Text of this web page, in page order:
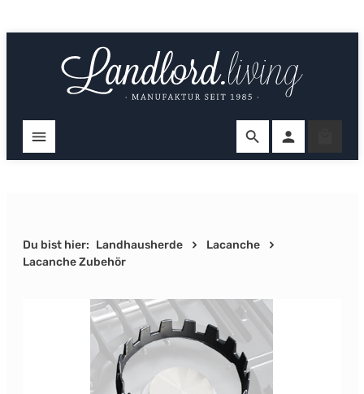
Du bist hier: Landhausherde
Lacanche
Lacanche Zubehör
Bildergalerie überspringen